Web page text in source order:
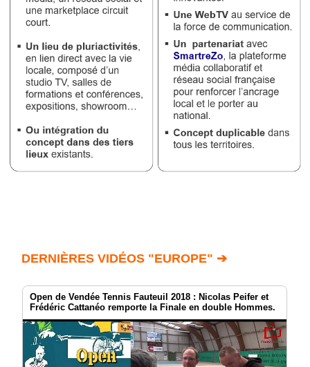
DERNIÈRES VIDÉOS "EUROPE" ➔
Open de Vendée Tennis Fauteuil 2018 : Nicolas Peifer et
Frédéric Cattanéo remporte la Finale en double Hommes.